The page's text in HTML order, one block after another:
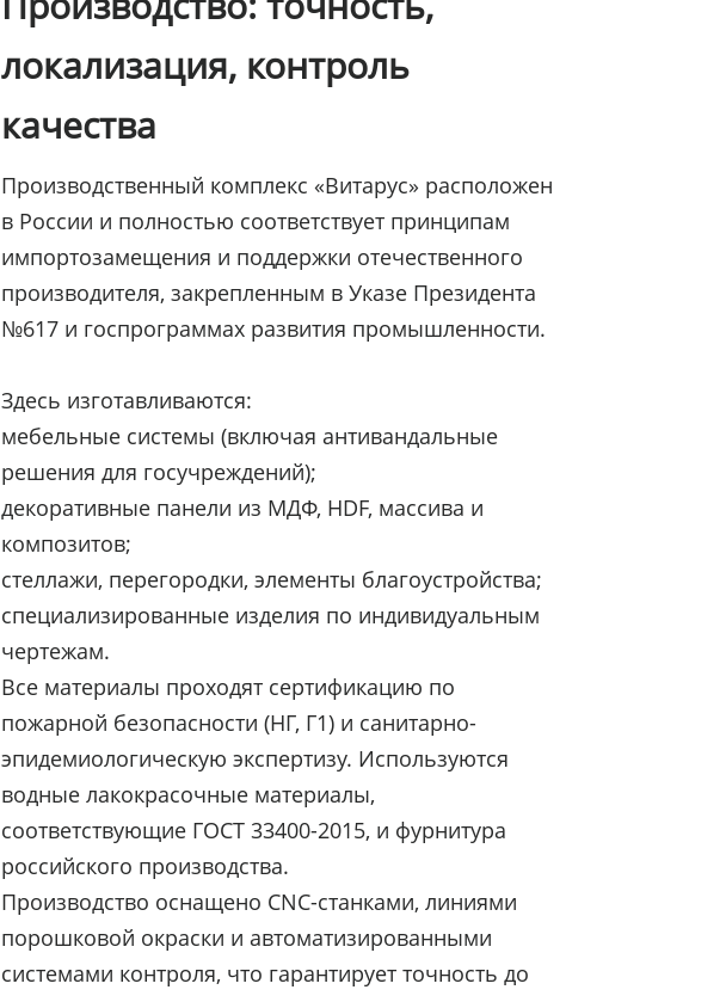
локализация, контроль
качества
Производственный комплекс «Витарус» расположен
в России и полностью соответствует принципам
импортозамещения и поддержки отечественного
производителя, закрепленным в Указе Президента
№617 и госпрограммах развития промышленности.
Здесь изготавливаются:
мебельные системы (включая антивандальные
решения для госучреждений);
декоративные панели из МДФ, HDF, массива и
композитов;
стеллажи, перегородки, элементы благоустройства;
специализированные изделия по индивидуальным
чертежам.
Все материалы проходят сертификацию по
пожарной безопасности (НГ, Г1) и санитарно-
эпидемиологическую экспертизу. Используются
водные лакокрасочные материалы,
соответствующие ГОСТ 33400-2015, и фурнитура
российского производства.
Производство оснащено CNC-станками, линиями
порошковой окраски и автоматизированными
системами контроля, что гарантирует точность до